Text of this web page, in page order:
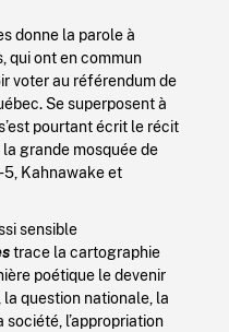
donne la parole à
qui ont en commun
voter au référendum de
Se superposent à
pourtant écrit le récit
la grande mosquée de
5, Kahnawake et
sensible
trace la cartographie
poétique le devenir
question nationale, la
l’appropriation